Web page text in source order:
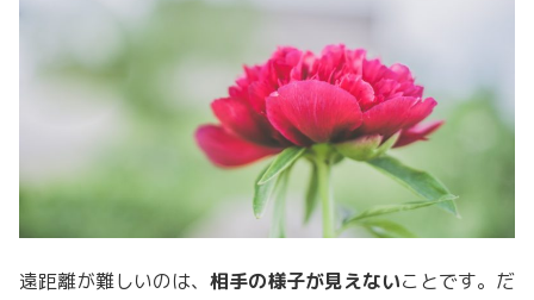
遠距離が難しいのは、 相手の様子が見えないことです。だ